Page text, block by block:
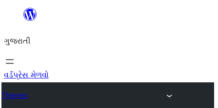
કંટેન્ટ(લખાણ)
જાઓ
ગુજરાતી
વર્ડપ્રેસ મેળવો
Themes